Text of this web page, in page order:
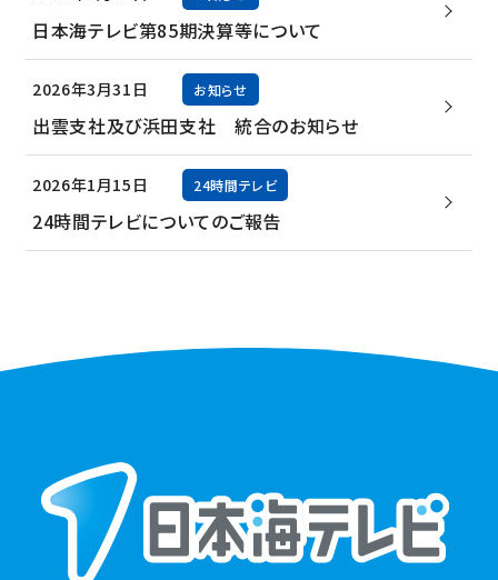
日本海テレビ第85期決算等について
2026年3月31日 お知らせ
出雲支社及び浜田支社 統合のお知らせ
2026年1月15日 24時間テレビ
24時間テレビについてのご報告